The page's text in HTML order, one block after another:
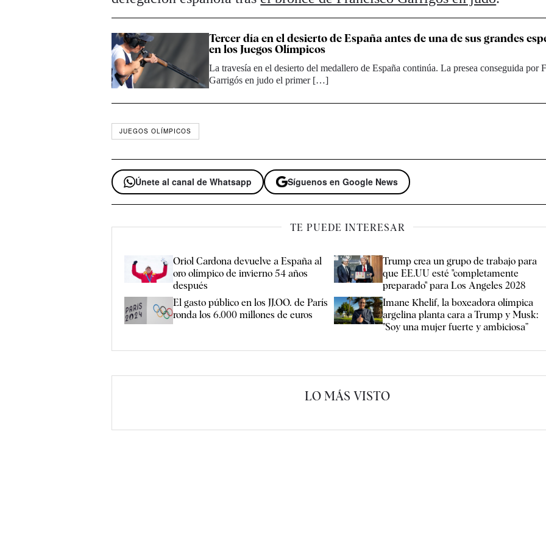
Tercer día en el desierto de España antes de una de sus grandes
en los Juegos Olímpicos
La travesía en el desierto del medallero de España continúa. La presea conseguida por
Garrigós en judo el primer […]
JUEGOS OLÍMPICOS
Únete al canal de Whatsapp Síguenos en Google News
TE PUEDE INTERESAR
Oriol Cardona devuelve a España al
oro olímpico de invierno 54 años
después
Trump crea un grupo de trabajo para
que EE.UU esté "completamente
preparado" para Los Angeles 2028
El gasto público en los JJ.OO. de París
ronda los 6.000 millones de euros
Imane Khelif, la boxeadora olímpica
argelina planta cara a Trump y Musk:
"Soy una mujer fuerte y ambiciosa”
LO MÁS VISTO